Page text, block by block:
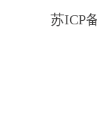
苏ICP